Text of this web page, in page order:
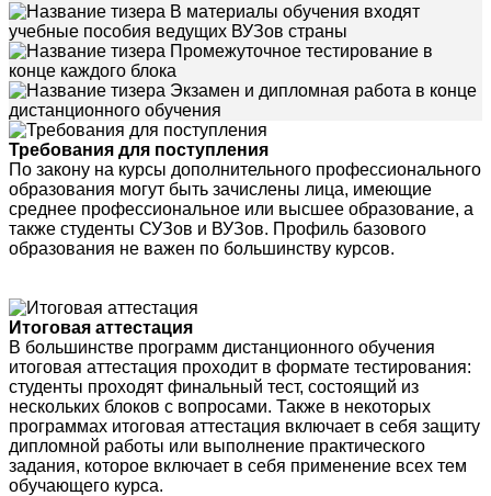
В материалы обучения входят
учебные пособия ведущих ВУЗов страны
Промежуточное тестирование в
конце каждого блока
Экзамен и дипломная работа в конце
дистанционного обучения
Требования для поступления
По закону на курсы дополнительного профессионального
образования могут быть зачислены лица, имеющие
среднее профессиональное или высшее образование, а
также студенты СУЗов и ВУЗов. Профиль базового
образования не важен по большинству курсов.
Итоговая аттестация
В большинстве программ дистанционного обучения
итоговая аттестация проходит в формате тестирования:
студенты проходят финальный тест, состоящий из
нескольких блоков с вопросами. Также в некоторых
программах итоговая аттестация включает в себя защиту
дипломной работы или выполнение практического
задания, которое включает в себя применение всех тем
обучающего курса.